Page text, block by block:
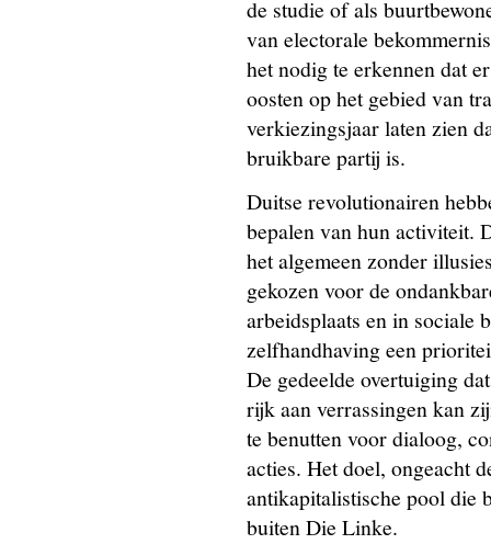
de studie of als
van electorale
het nodig te erkennen dat
oosten op het gebied van
verkiezingsjaar laten zien
bruikbare partij is.
Duitse revolutionairen
bepalen van hun activiteit.
het algemeen zonder
gekozen voor de
arbeidsplaats en in sociale
zelfhandhaving een
De gedeelde overtuiging
rijk aan verrassingen kan
te benutten voor dialoog,
acties. Het doel, ongeacht
antikapitalistische pool die
buiten Die Linke.